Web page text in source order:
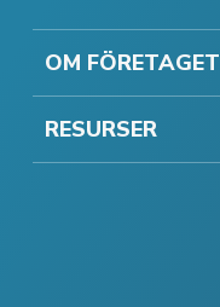
OM FÖRETAGET
RESURSER